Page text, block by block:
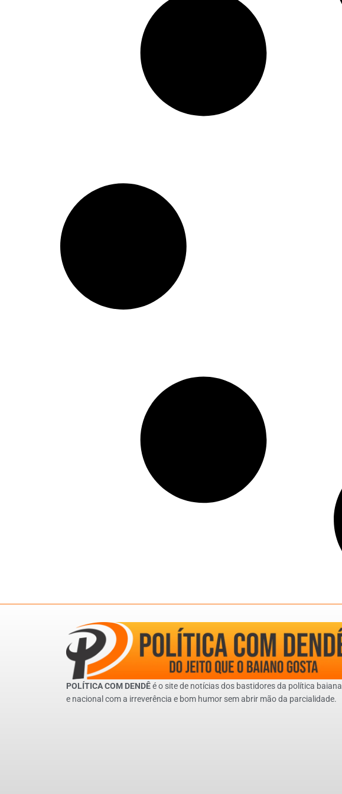
POLÍTICA COM DENDÊé o site de notícias dos bastidores da política baiana
e nacional com a irreverência e bom humor sem abrir mão da parcialidade.